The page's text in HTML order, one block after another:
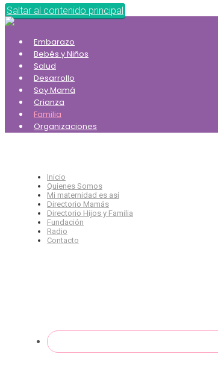
Saltar al contenido principal
Embarazo
Bebés y Niños
Salud
Desarrollo
Soy Mamá
Crianza
Familia
Organizaciones
Inicio
Quienes Somos
Mi maternidad es así
Directorio Mamás
Directorio Hijos y Familia
Fundación
Radio
Contacto